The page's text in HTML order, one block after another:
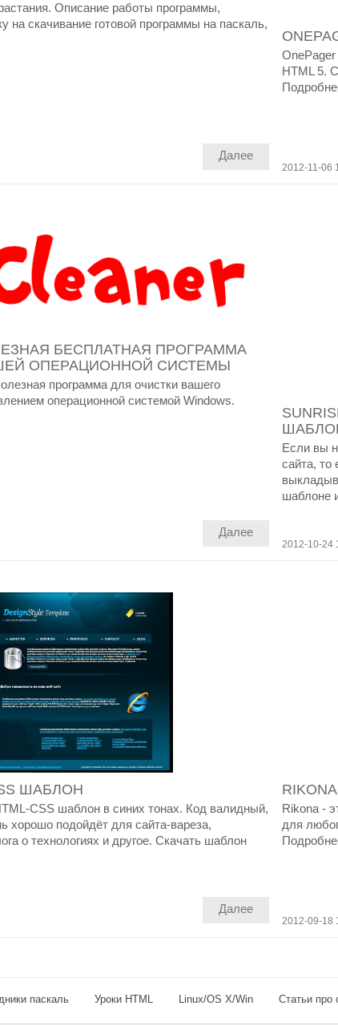
Описание работы программы,
на скачивание готовой программы на паскаль,
Далее
HTML 5.
2012-11-06
БЕСПЛАТНАЯ ПРОГРАММА
ОПЕРАЦИОННОЙ СИСТЕМЫ
программа для очистки вашего
операционной системой Windows.
Далее
Если вы
сайта, то
шаблоне
2012-10-24
ШАБЛОН
CSS шаблон в синих тонах. Код валидный,
хорошо подойдёт для сайта-вареза,
о технологиях и другое. Скачать шаблон
Далее
Rikona -
для
2012-09-18
паскаль Уроки HTML Linux/OS X/Win Статьи про